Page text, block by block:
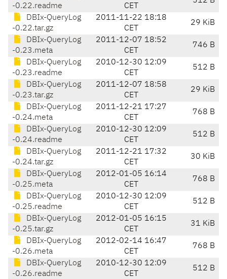
-0.22.readme
CET
DBIx-QueryLog
-0.22.tar.gz
2011-11-22 18:18
CET
29 KiB
DBIx-QueryLog
-0.23.meta
2011-12-07 18:52
CET
746 B
DBIx-QueryLog
-0.23.readme
2010-12-30 12:09
CET
512 B
DBIx-QueryLog
-0.23.tar.gz
2011-12-07 18:58
CET
29 KiB
DBIx-QueryLog
-0.24.meta
2011-12-21 17:27
CET
768 B
DBIx-QueryLog
-0.24.readme
2010-12-30 12:09
CET
512 B
DBIx-QueryLog
-0.24.tar.gz
2011-12-21 17:32
CET
30 KiB
DBIx-QueryLog
-0.25.meta
2012-01-05 16:14
CET
768 B
DBIx-QueryLog
-0.25.readme
2010-12-30 12:09
CET
512 B
DBIx-QueryLog
-0.25.tar.gz
2012-01-05 16:15
CET
31 KiB
DBIx-QueryLog
-0.26.meta
2012-02-14 16:47
CET
768 B
DBIx-QueryLog
-0.26.readme
2010-12-30 12:09
CET
512 B